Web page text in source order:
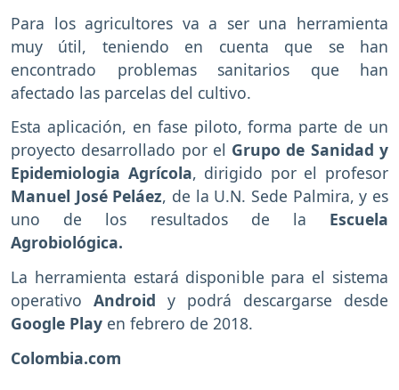
Para los agricultores va a ser una herramienta
muy útil, teniendo en cuenta que se han
encontrado problemas sanitarios que han
afectado las parcelas del cultivo.
Esta aplicación, en fase piloto, forma parte de un
proyecto desarrollado por el Grupo de Sanidad y
Epidemiologia Agrícola, dirigido por el profesor
Manuel José Peláez, de la U.N. Sede Palmira, y es
uno de los resultados de la Escuela
Agrobiológica.
La herramienta estará disponible para el sistema
operativo Android y podrá descargarse desde
Google Play en febrero de 2018.
Colombia.com